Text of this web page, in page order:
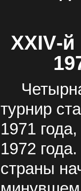
XXIV-й
Ч
турнир
1971
1972
страны